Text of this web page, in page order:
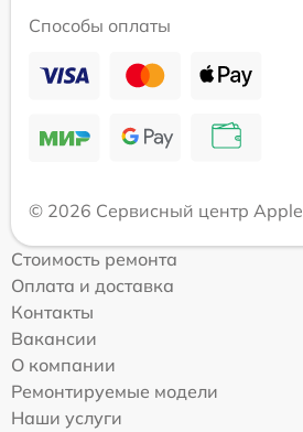
Способы оплаты
© 2026 Сервисный центр Apple
Стоимость ремонта
Оплата и доставка
Контакты
Вакансии
О компании
Ремонтируемые модели
Наши услуги